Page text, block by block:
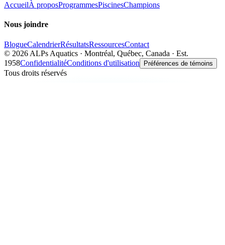
AccueilÀ proposProgrammesPiscinesChampions
Nous joindre
BlogueCalendrierRésultatsRessourcesContact
© 2026 ALPs Aquatics · Montréal, Québec, Canada · Est.
1958ConfidentialitéConditions d'utilisation Préférences de témoins
Tous droits réservés